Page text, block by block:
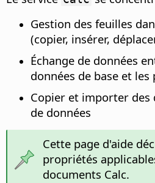
Gestion des feuilles
(copier, insérer,
Échange de données
données de base et les
Copier et importer des
de données
Cette page d'aide
propriétés
documents Calc.